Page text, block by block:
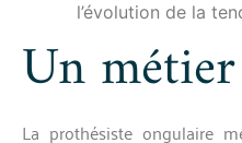
l’évolution de la
Un
La prothésiste ongulaire